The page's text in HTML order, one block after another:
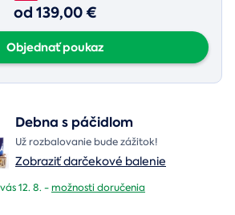
od 139,00 €
Objednať poukaz
Debna s páčidlom
Už rozbalovanie bude zážitok!
Zobraziť darčekové balenie
12. 8. -možnosti doručenia